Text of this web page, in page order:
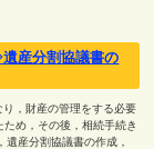
産分割協議書の
，財産の管理をする必要
め，その後，相続手続き
産分割協議書の作成，